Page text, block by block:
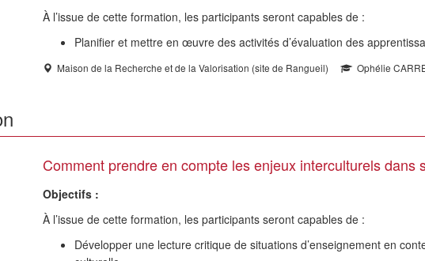
À l’issue de cette formation, les participants seront capables de :
Planifier et mettre en œuvre des activités d’évaluation des
Maison de la Recherche et de la Valorisation (site de Rangueil) Ophélie
Comment prendre en compte les enjeux interculturels dans
Objectifs :
À l’issue de cette formation, les participants seront capables de :
Développer une lecture critique de situations d’enseignement en